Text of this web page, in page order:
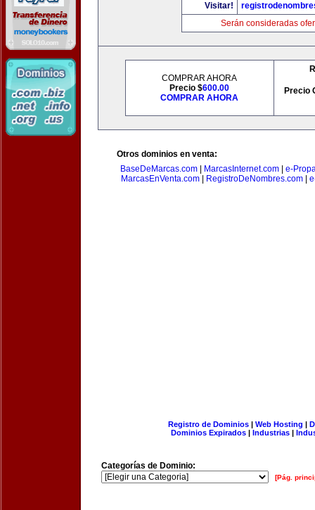
Visitar!
Serán consideradas
COMPRAR AHORA
Precio $600.00
COMPRAR AHORA
Precio
Otros dominios en venta:
BaseDeMarcas.com| MarcasInternet.com| e-
MarcasEnVenta.com
RegistroDeNombres.com
Registro de Dominios| Web Hosting |
Dominios Expirados | Industrias |
Categorías de Dominio:
[Pág.